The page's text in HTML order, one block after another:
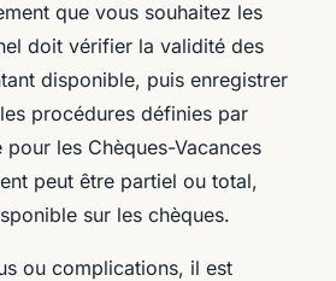
que vous souhaitez les
doit vérifier la validité des
disponible, puis enregistrer
procédures définies par
pour les Chèques-Vacances
peut être partiel ou total,
sur les chèques.
ou complications, il est